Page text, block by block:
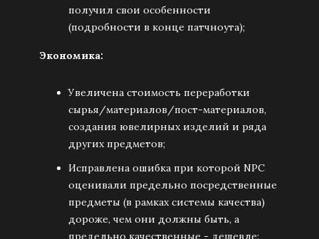
получил свои особенности
(подробности в конце патчноута);
Экономика:
Увеличена стоимость переработки
сырья/материалов/пост-материалов,
создания ювелирных изделий и ряда
других предметов;
Исправлена ошибка при которой NPC
оценивали предельно посредственные
предметы (в рамках системы качества)
дороже, чем они должны быть, а
предельно качественные - дешевле;